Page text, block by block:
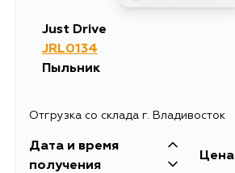
Just Drive
JRL0134
Пыльник
Отгрузка со склада г. Владивосток
Дата и время
получения
Цена